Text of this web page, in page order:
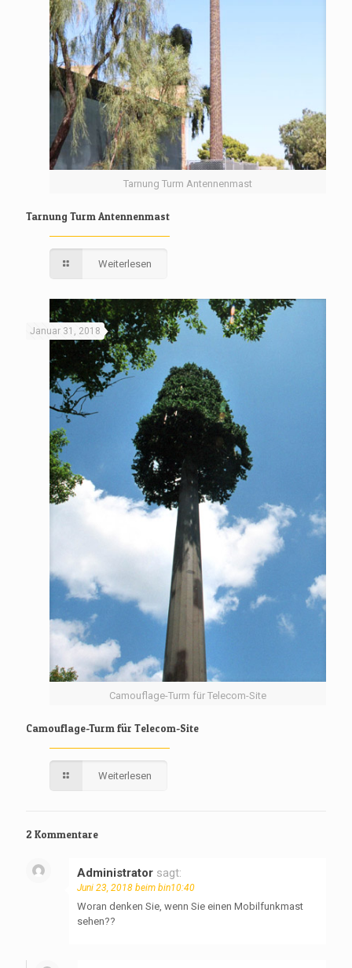
Tarnung Turm Antennenmast
Tarnung Turm Antennenmast
Weiterlesen
Camouflage-Turm für Telecom-Site
Januar 31, 2018
Camouflage-Turm für Telecom-Site
Weiterlesen
2 Kommentare
Administrator sagt:
Juni 23, 2018 beim bin10:40
Woran denken Sie, wenn Sie einen Mobilfunkmast
sehen??